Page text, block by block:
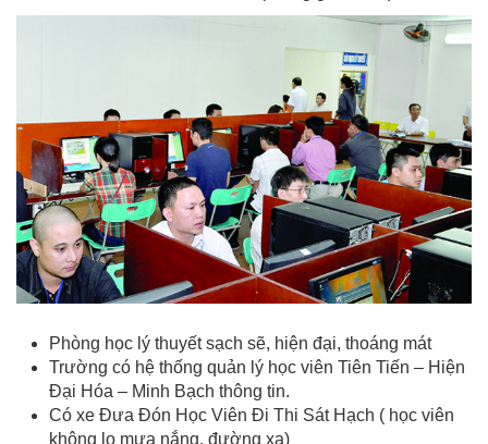
Phòng học lý thuyết sạch sẽ, hiện đại, thoáng mát
Trường có hệ thống quản lý học viên Tiên Tiến – Hiện
Đại Hóa – Minh Bạch thông tin.
Có xe Đưa Đón Học Viên Đi Thi Sát Hạch ( học viên
không lo mưa nắng, đường xa)